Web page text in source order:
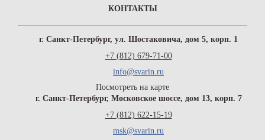
КОНТАКТЫ
г. Санкт-Петербург, ул. Шостаковича, дом 5, корп. 1
+7 (812) 679-71-00
info@svarin.ru
Посмотреть на карте
г. Санкт-Петербург, Московское шоссе, дом 13, корп. 7
+7 (812) 622-15-19
msk@svarin.ru